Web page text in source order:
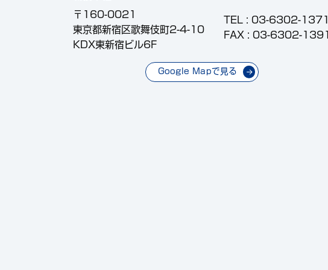
〒160-0021
東京都新宿区歌舞伎町2-4-10
KDX東新宿ビル6F
TEL : 03-6302-1371
FAX : 03-6302-1391
Google Mapで見る